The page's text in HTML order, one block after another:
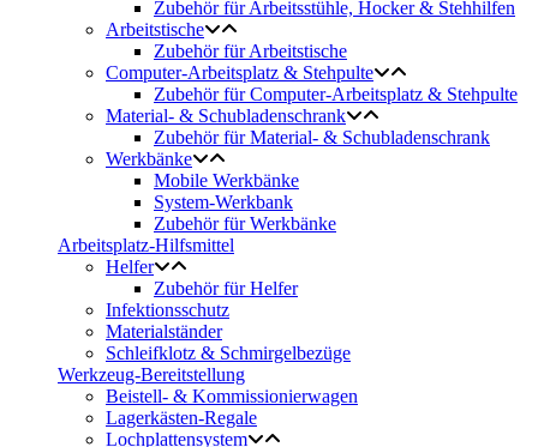
Zubehör für Arbeitsstühle, Hocker & Stehhilfen
Arbeitstische
Zubehör für Arbeitstische
Computer-Arbeitsplatz & Stehpulte
Zubehör für Computer-Arbeitsplatz & Stehpulte
Material- & Schubladenschrank
Zubehör für Material- & Schubladenschrank
Werkbänke
Mobile Werkbänke
System-Werkbank
Zubehör für Werkbänke
Arbeitsplatz-Hilfsmittel
Helfer
Zubehör für Helfer
Infektionsschutz
Materialständer
Schleifklotz & Schmirgelbezüge
Werkzeug-Bereitstellung
Beistell- & Kommissionierwagen
Lagerkästen-Regale
Lochplattensystem